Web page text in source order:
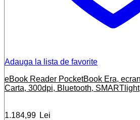
Adauga la lista de favorite
eBook Reader PocketBook Era,
Carta, 300dpi, Bluetooth,
1.184,99 Lei